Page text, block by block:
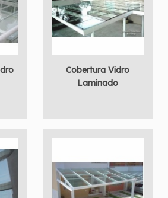
Cobertura Vidro
Laminado